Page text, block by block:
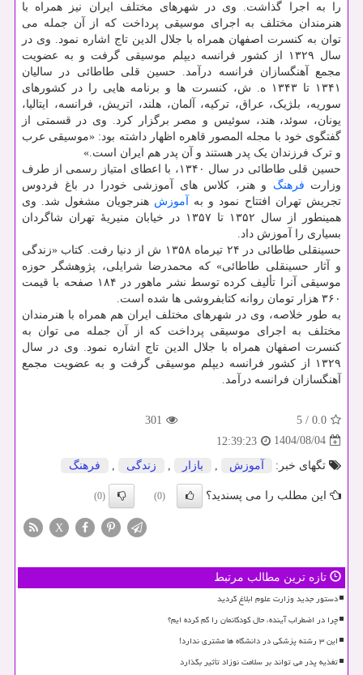
را به اجرا گذاشت. وی در شهرهای مختلف ایران نیز همراه با
هنرمندان مختلف به اجرای موسیقی پرداخت که از آن جمله می
توان به کنسرت اصفهان همراه با جلال الدین تاج اشاره نمود. وی در
سال ۱۳۲۹ از کشور فرانسه دیپلم موسیقی گرفت و به عضویت
مجمع آهنگسازان فرانسه درآمد. حسین قلی طاطائی در سالیان
۱۳۴۱ تا ۱۳۴۳ ه. ش، کنسرت ها و برنامه هایی را در کشورهای
سوریه، بلژیک، عراق، ترکیه، آلمان، هلند، اتریش، فرانسه، ایتالیا،
یونان، سوئد، هند، سوئیس و مصر برگزار کرد. وی در قسمتی از
گفتگوی خود با مجله المصور قاهره اظهار داشته بود: «موسیقی عرب
و ترک فرزندان یک پدر هستند و آن پدر هم ایران است.»
حسین قلی طاطائی در سال ۱۳۴۰، با اعطای امتیاز رسمی از طرف
وزارت فرهنگ و هنر، کلاس های آموزشی خودرا در باغ فردوس
تجریش تهران افتتاح نمود و به
آموزش هنرجویان مشغول شد. وی
همینطور از سال ۱۳۵۲ تا ۱۳۵۷ در خیابان منیریهٔ تهران شاگردان
بسیاری را آموزش داد.
حسینقلی طاطائی در ۲۴ تیرماه ۱۳۵۸ ش از دنیا رفت. کتاب «زندگی
و آثار حسینقلی طاطائی» که محمدرضا شرایلی، پژوهشگر حوزه
موسیقی آنرا تألیف کرده توسط نشر ماهور در ۱۸۴ صفحه با قیمت
۳۶۰ هزار تومان روانه کتابفروشی ها شده است.
به طور خلاصه، وی در شهرهای مختلف ایران هم همراه با هنرمندان
مختلف به اجرای موسیقی پرداخت که از آن جمله می توان به
کنسرت اصفهان همراه با جلال الدین تاج اشاره نمود. وی در سال
۱۳۲۹ از کشور فرانسه دیپلم موسیقی گرفت و به عضویت مجمع
آهنگسازان فرانسه درآمد.
0.0
/
5
301
1404/08/04
12:39:23
تگهای خبر:
آموزش , بازار , زندگی , فرهنگ
این مطلب را می پسندید؟ (0)
(0)
X
تازه ترین مطالب مرتبط
دستور جدید وزارت علوم ابلاغ گردید
چرا در اضطراب آینده، حال کودکانمان را گم کرده ایم؟
این ۳ رشته پزشکی در دانشگاه ها مشتری ندارد!
تغذیه پدر می تواند بر سلامت نوزاد تأثیر بگذارد